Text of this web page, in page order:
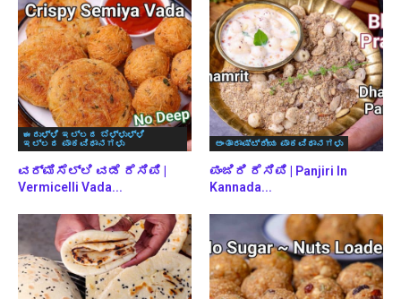
ಈರುಳ್ಳಿ ಇಲ್ಲದ ಬೆಳ್ಳುಳ್ಳಿ
ಇಲ್ಲದ ಪಾಕವಿಧಾನಗಳು
ವರ್ಮಿಸೆಲ್ಲಿ ವಡೆ ರೆಸಿಪಿ |
Vermicelli Vada...
ಅಂತಾರಾಷ್ಟ್ರೀಯ ಪಾಕವಿಧಾನಗಳು
ಪಂಜಿರಿ ರೆಸಿಪಿ | Panjiri In
Kannada...